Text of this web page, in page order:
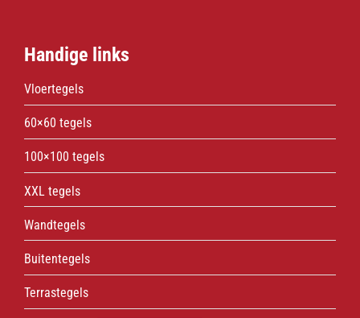
Handige links
Vloertegels
60×60 tegels
100×100 tegels
XXL tegels
Wandtegels
Buitentegels
Terrastegels